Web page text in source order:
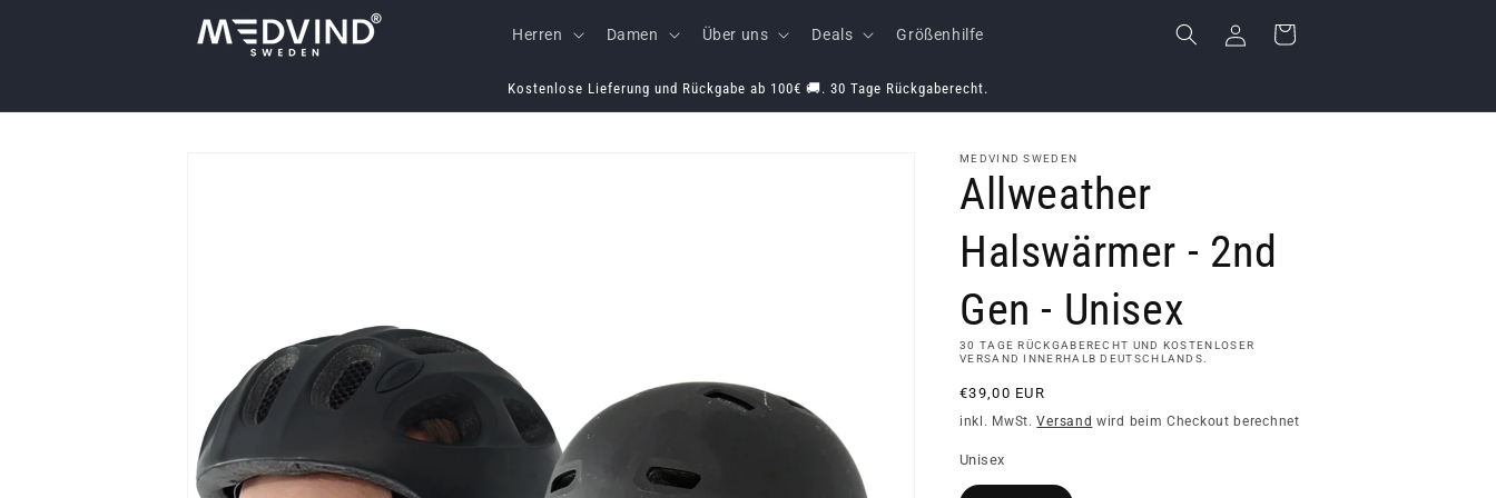
Herren Damen Über uns Deals Größenhilfe EinloggenWarenkorb
Kostenlose Lieferung und Rückgabe ab 100€ 🚚. 30 Tage Rückgaberecht.
MEDVIND SWEDEN
Allweather
Halswärmer - 2nd
Gen - Unisex
30 TAGE RÜCKGABERECHT UND KOSTENLOSER
VERSAND INNERHALB DEUTSCHLANDS.
Normaler
Preis
€39,00 EUR
inkl. MwSt.Versand wird beim Checkout berechnet
Unisex